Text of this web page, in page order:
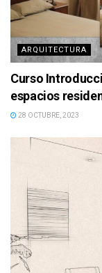
ARQUITECTURA
Curso
espacios
28 OCTUBRE, 2023